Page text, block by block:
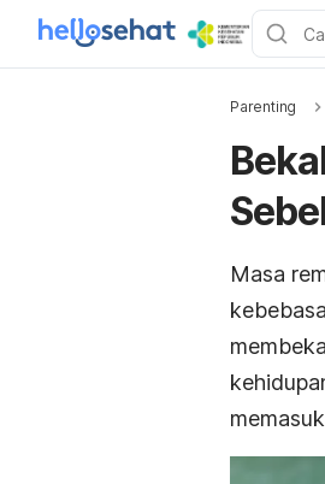
Parenting
Masa